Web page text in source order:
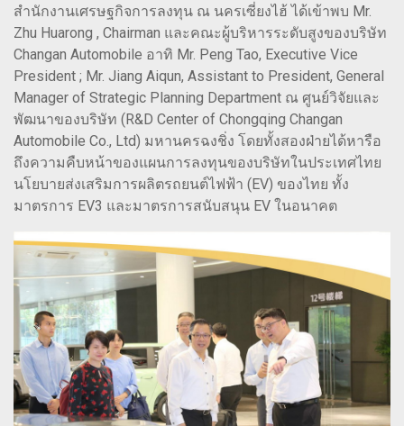
สำนักงานเศรษฐกิจการลงทุน ณ นครเซี่ยงไฮ้ ได้เข้าพบ Mr.
Zhu Huarong , Chairman และคณะผู้บริหารระดับสูงของบริษัท
Changan Automobile อาทิ Mr. Peng Tao, Executive Vice
President ; Mr. Jiang Aiqun, Assistant to President, General
Manager of Strategic Planning Department ณ ศูนย์วิจัยและ
พัฒนาของบริษัท (R&D Center of Chongqing Changan
Automobile Co., Ltd) มหานครฉงชิ่ง โดยทั้งสองฝ่ายได้หารือ
ถึงความคืบหน้าของแผนการลงทุนของบริษัทในประเทศไทย
นโยบายส่งเสริมการผลิตรถยนต์ไฟฟ้า (EV) ของไทย ทั้ง
มาตรการ EV3 และมาตรการสนับสนุน EV ในอนาคต